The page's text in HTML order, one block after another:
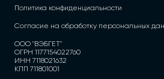
Политика конфиденциальности
Согласие на обработку персональных
ООО "ВЭБГЕТ"
ОГРН 1177154022760
ИНН 7118021632
КПП 711801001